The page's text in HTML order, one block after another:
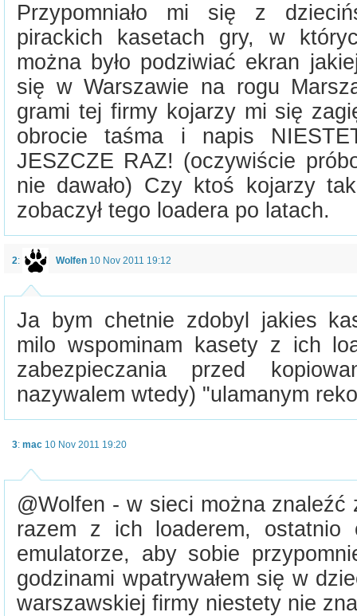
Przypomniało mi się z
pirackich kasetach gry, w
można było podziwiać ekran
się w Warszawie na rogu
grami tej firmy kojarzy mi się
obrocie taśma i napis
JESZCZE RAZ! (oczywiście
nie dawało) Czy ktoś kojarzy
zobaczył tego loadera po latach.
2: Wolfen 10 Nov 2011 19:12
Ja bym chetnie zdobyl jakies
milo wspominam kasety z ich
zabezpieczania przed
nazywalem wtedy) "ulamanym
3: mac 10 Nov 2011 19:20
@Wolfen - w sieci można znaleźć
razem z ich loaderem, ostatnio
emulatorze, aby sobie
godzinami wpatrywałem się w
warszawskiej firmy niestety nie